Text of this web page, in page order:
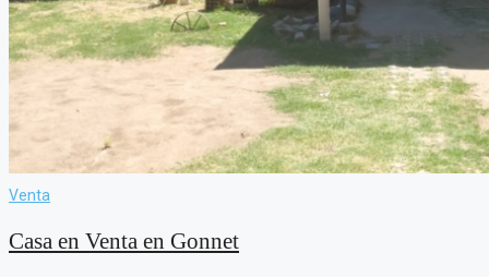
Venta
Casa en Venta en Gonnet